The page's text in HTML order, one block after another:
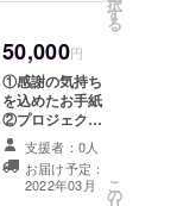
心を込めてペッ
ト訪問火葬を行
わさせて頂きま
す。(立会い火葬
のみ) ※訪問火葬
は東京都、神奈
川、千葉、埼玉
にお住まいの方
す
る
50,000円
①感謝の気持ち
を込めたお手紙
②プロジェクト
実現までの取り
組みのご報告 ③
プロジェクト実
現後の取り組み
支援者：0人
お届け予定：
2022年03月
こ
の